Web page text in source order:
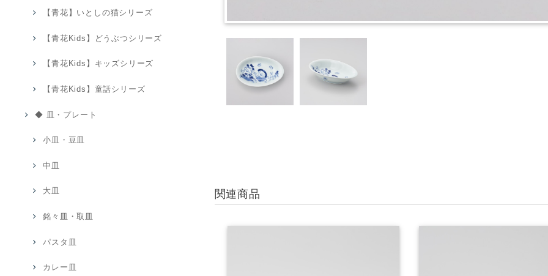
【青花】いとしの猫シリーズ
【青花Kids】どうぶつシリーズ
【青花Kids】キッズシリーズ
【青花Kids】童話シリーズ
◆ 皿・プレート
小皿・豆皿
中皿
大皿
銘々皿・取皿
パスタ皿
カレー皿
関連商品